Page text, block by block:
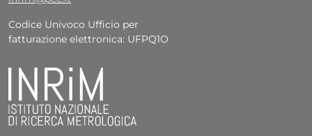
Codice Univoco Ufficio per
fatturazione elettronica: UFPQ1O